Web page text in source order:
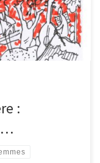
langue […]
:
…